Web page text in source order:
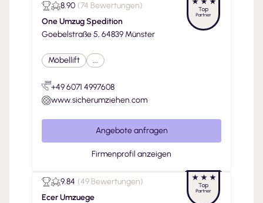
8.90 (74 Bewertungen)
One Umzug Spedition
Goebelstraße 5, 64839 Münster
Möbellift ...
+49 6071 4997608
www.sicherumziehen.com
Angebote anfragen
Firmenprofil anzeigen
9.84 (49 Bewertungen)
Ecer Umzuege